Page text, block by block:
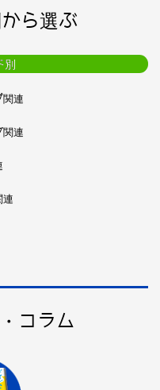
ら選ぶ
別
関連
関連
連
コラム